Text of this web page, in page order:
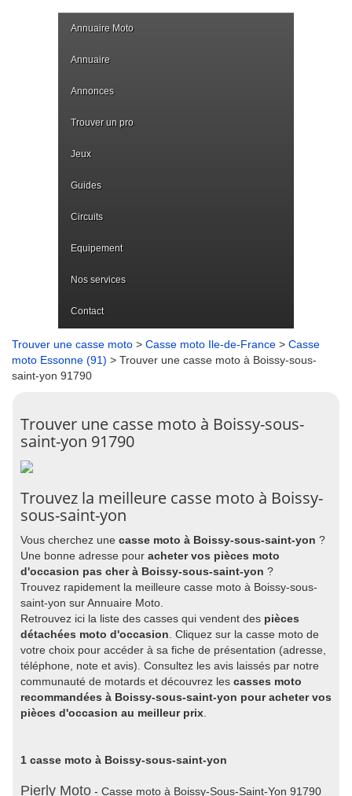
Annuaire Moto
Annuaire
Annonces
Trouver un pro
Jeux
Guides
Circuits
Equipement
Nos services
Contact
Trouver une casse moto > Casse moto Ile-de-France > Casse
moto Essonne (91) > Trouver une casse moto à Boissy-sous-
saint-yon 91790
Trouver une casse moto à Boissy-sous-
saint-yon 91790
Trouvez la meilleure casse moto à Boissy-
sous-saint-yon
Vous cherchez une casse moto à Boissy-sous-saint-yon ?
Une bonne adresse pour acheter vos pièces moto
d'occasion pas cher à Boissy-sous-saint-yon ?
Trouvez rapidement la meilleure casse moto à Boissy-sous-
saint-yon sur Annuaire Moto.
Retrouvez ici la liste des casses qui vendent des pièces
détachées moto d'occasion . Cliquez sur la casse moto de
votre choix pour accéder à sa fiche de présentation (adresse,
téléphone, note et avis). Consultez les avis laissés par notre
communauté de motards et découvrez les casses moto
recommandées à Boissy-sous-saint-yon pour acheter vos
pièces d'occasion au meilleur prix
1 casse moto à Boissy-sous-saint-yon
Pierly Moto - Casse moto à Boissy-Sous-Saint-Yon 91790